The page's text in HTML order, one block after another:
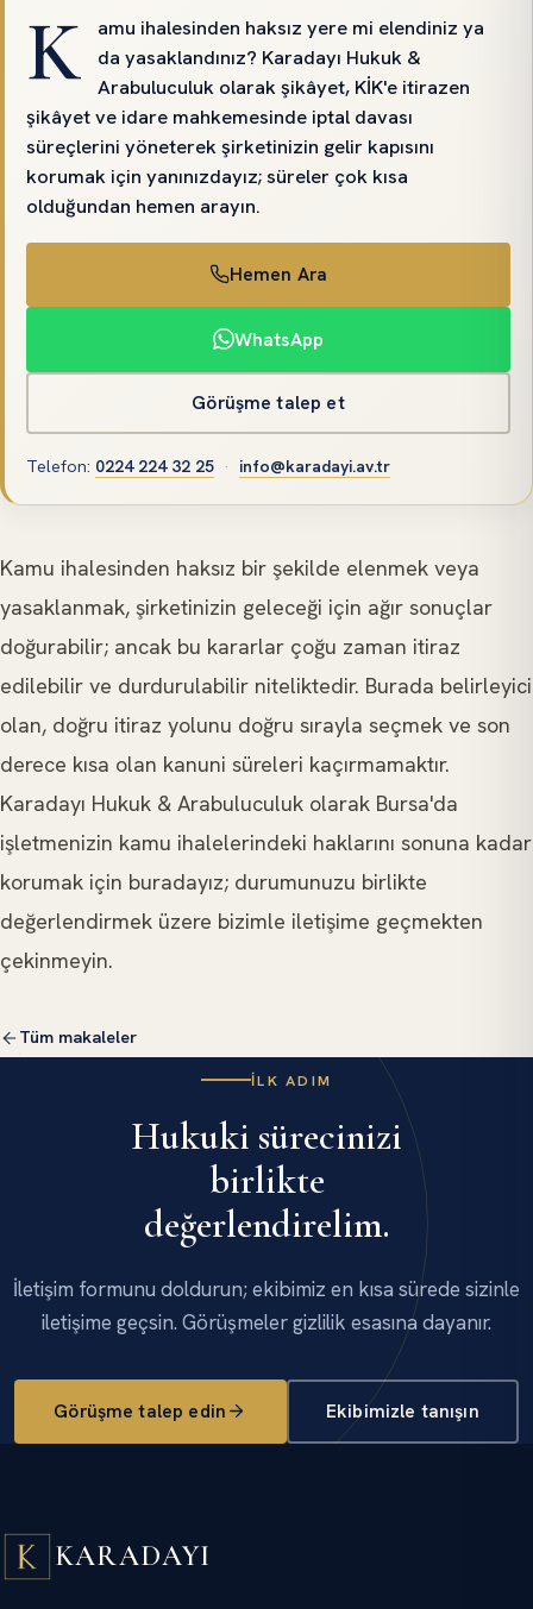
K
amu ihalesinden haksız yere mi elendiniz ya
da yasaklandınız? Karadayı Hukuk &
Arabuluculuk olarak şikâyet, KİK'e itirazen
şikâyet ve idare mahkemesinde iptal davası
süreçlerini yöneterek şirketinizin gelir kapısını
korumak için yanınızdayız; süreler çok kısa
olduğundan hemen arayın.
Hemen Ara
WhatsApp
Görüşme talep et
Telefon: 0224 224 32 25 · info@karadayi.av.tr
Kamu ihalesinden haksız bir şekilde elenmek veya
yasaklanmak, şirketinizin geleceği için ağır sonuçlar
doğurabilir; ancak bu kararlar çoğu zaman itiraz
edilebilir ve durdurulabilir niteliktedir. Burada belirleyici
olan, doğru itiraz yolunu doğru sırayla seçmek ve son
derece kısa olan kanuni süreleri kaçırmamaktır.
Karadayı Hukuk & Arabuluculuk olarak Bursa'da
işletmenizin kamu ihalelerindeki haklarını sonuna kadar
korumak için buradayız; durumunuzu birlikte
değerlendirmek üzere bizimle iletişime geçmekten
çekinmeyin.
Tüm makaleler
İLK ADIM
Hukuki sürecinizi
birlikte
değerlendirelim.
İletişim formunu doldurun; ekibimiz en kısa sürede sizinle
iletişime geçsin. Görüşmeler gizlilik esasına dayanır.
Görüşme talep edin Ekibimizle tanışın
KARADAYI